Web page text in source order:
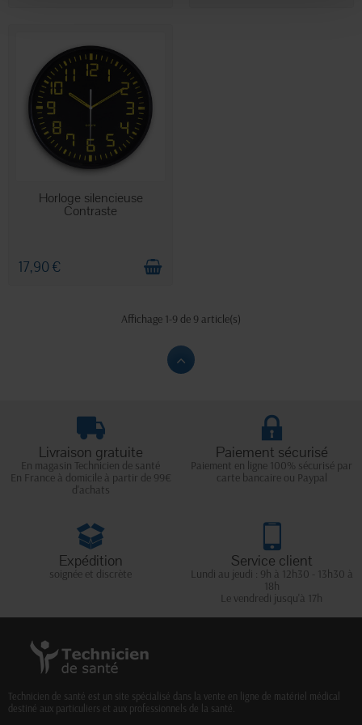
EN STOCK
Horloge silencieuse
Contraste
17,90 €
Affichage 1-9 de 9 article(s)
Livraison gratuite
En magasin Technicien de santé
En France à domicile à partir de 99€
d'achats
Paiement sécurisé
Paiement en ligne 100% sécurisé par
carte bancaire ou Paypal
Expédition
soignée et discrète
Service client
Lundi au jeudi : 9h à 12h30 - 13h30 à
18h
Le vendredi jusqu'à 17h
Technicien de santé est un site spécialisé dans la vente en ligne de matériel médical
destiné aux particuliers et aux professionnels de la santé.